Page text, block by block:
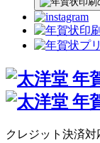
クレジット決済